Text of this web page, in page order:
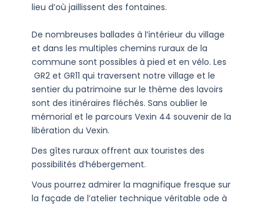
lieu d’où jaillissent des fontaines.
De nombreuses ballades à l’intérieur du village
et dans les multiples chemins ruraux de la
commune sont possibles à pied et en vélo. Les
GR2 et GR11 qui traversent notre village et le
sentier du patrimoine sur le thème des lavoirs
sont des itinéraires fléchés. Sans oublier le
mémorial et le parcours Vexin 44 souvenir de la
libération du Vexin.
Des gîtes ruraux offrent aux touristes des
possibilités d’hébergement.
Vous pourrez admirer la magnifique fresque sur
la façade de l’atelier technique véritable ode à